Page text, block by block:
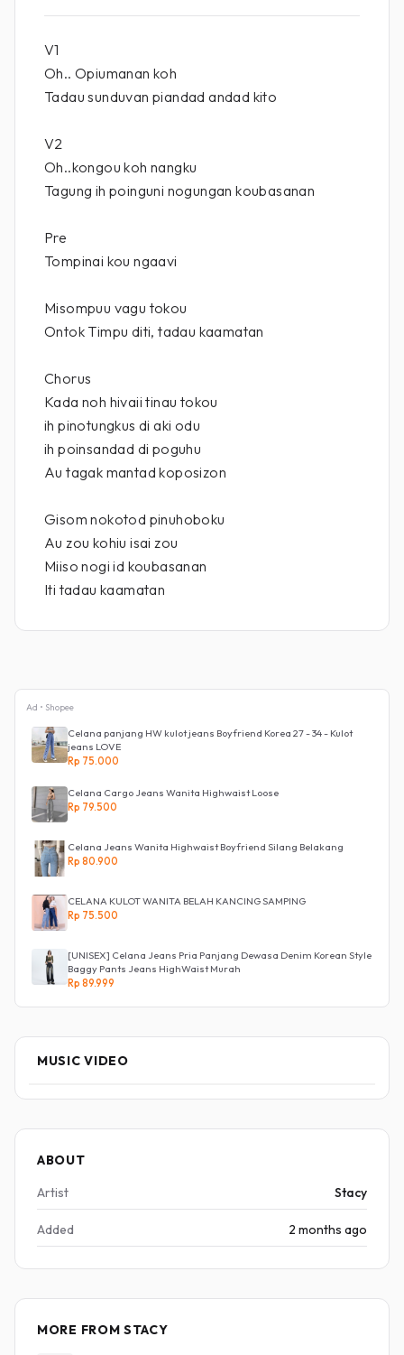
V1
Oh.. Opiumanan koh
Tadau sunduvan piandad andad kito
V2
Oh..kongou koh nangku
Tagung ih poinguni nogungan koubasanan
Pre
Tompinai kou ngaavi
Misompuu vagu tokou
Ontok Timpu diti, tadau kaamatan
Chorus
Kada noh hivaii tinau tokou
ih pinotungkus di aki odu
ih poinsandad di poguhu
Au tagak mantad koposizon
Gisom nokotod pinuhoboku
Au zou kohiu isai zou
Miiso nogi id koubasanan
Iti tadau kaamatan
Ad • Shopee
Celana panjang HW kulot jeans Boyfriend Korea 27 - 34 - Kulot
jeans LOVE
Rp 75.000
Celana Cargo Jeans Wanita Highwaist Loose
Rp 79.500
Celana Jeans Wanita Highwaist Boyfriend Silang Belakang
Rp 80.900
CELANA KULOT WANITA BELAH KANCING SAMPING
Rp 75.500
[UNISEX] Celana Jeans Pria Panjang Dewasa Denim Korean Style
Baggy Pants Jeans HighWaist Murah
Rp 89.999
MUSIC VIDEO
ABOUT
Artist
Stacy
Added 2 months ago
MORE FROM STACY